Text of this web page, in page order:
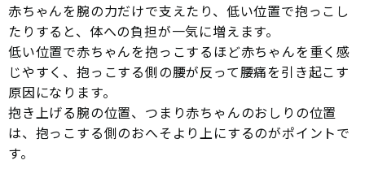
赤ちゃんを腕の力だけで支えたり、低い位置で抱っこし
たりすると、体への負担が一気に増えます。
低い位置で赤ちゃんを抱っこするほど赤ちゃんを重く感
じやすく、抱っこする側の腰が反って腰痛を引き起こす
原因になります。
抱き上げる腕の位置、つまり赤ちゃんのおしりの位置
は、抱っこする側のおへそより上にするのがポイントで
す。